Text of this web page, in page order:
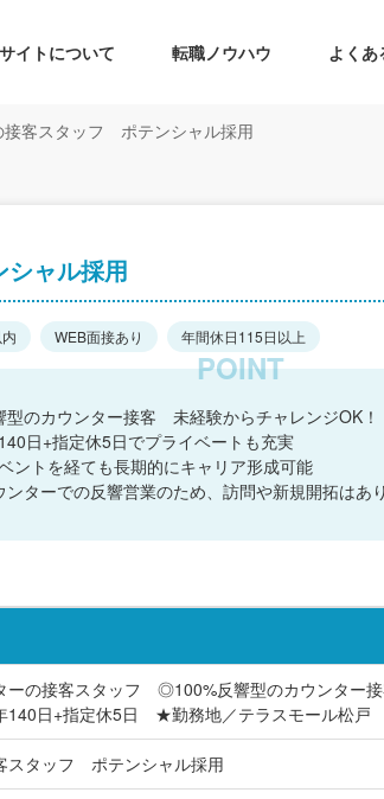
イトについて 転職ノウハウ
よく
接客スタッフ ポテンシャル採用
ャル採用
WEB面接あり 年間休日115日以上
のカウンター接客 未経験からチャレンジOK！
日+指定休5日でプライベートも充実
ントを経ても長期的にキャリア形成可能
ターでの反響営業のため、訪問や新規開拓はあ
ーの接客スタッフ ◎100%反響型のカウンター
日+指定休5日 ★勤務地／テラスモール松戸
スタッフ ポテンシャル採用